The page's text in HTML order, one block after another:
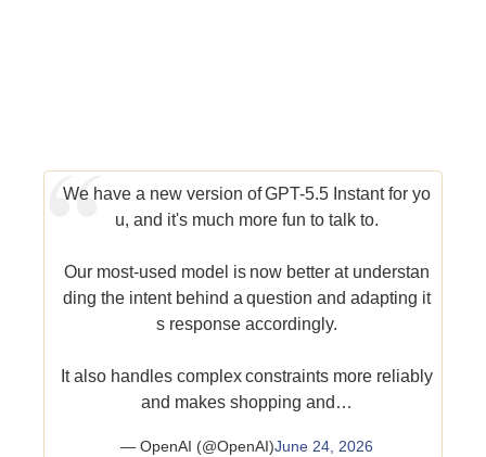
We have a new version of GPT-5.5 Instant for yo
u, and it's much more fun to talk to.
Our most-used model is now better at understan
ding the intent behind a question and adapting it
s response accordingly.
It also handles complex constraints more reliably
and makes shopping and…
— OpenAI (@OpenAI)June 24, 2026